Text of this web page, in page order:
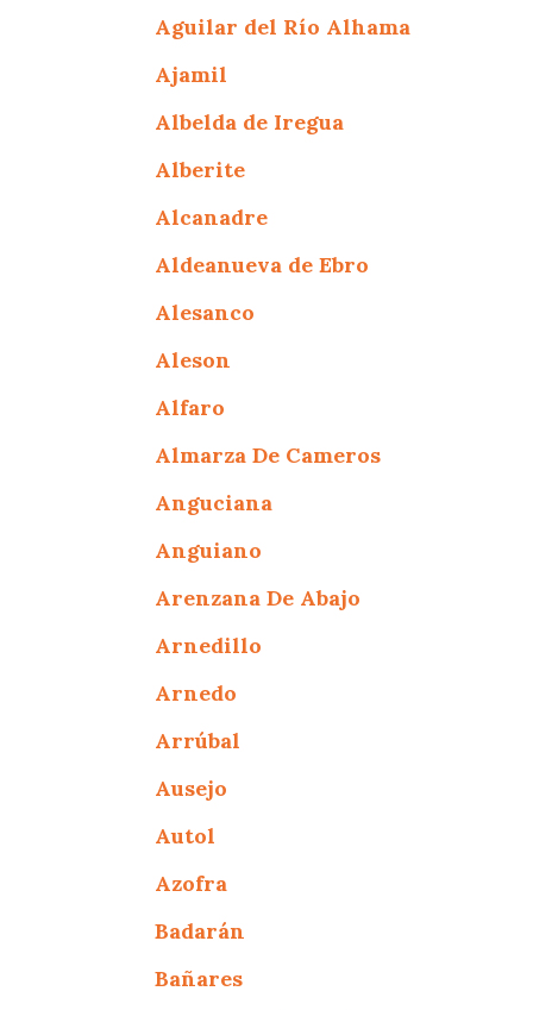
Aguilar del Río Alhama
Ajamil
Albelda de Iregua
Alberite
Alcanadre
Aldeanueva de Ebro
Alesanco
Aleson
Alfaro
Almarza De Cameros
Anguciana
Anguiano
Arenzana De Abajo
Arnedillo
Arnedo
Arrúbal
Ausejo
Autol
Azofra
Badarán
Bañares